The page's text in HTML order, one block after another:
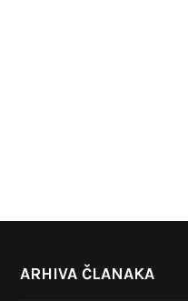
ARHIVA ČLANAKA